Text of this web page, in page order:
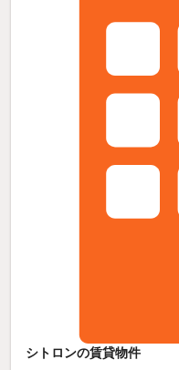
シトロンの賃貸物件